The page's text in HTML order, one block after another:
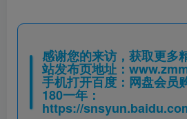
感谢您的来访，获取更多
站发布页地址：
手机打开百度：网盘会员
180一年：
https://